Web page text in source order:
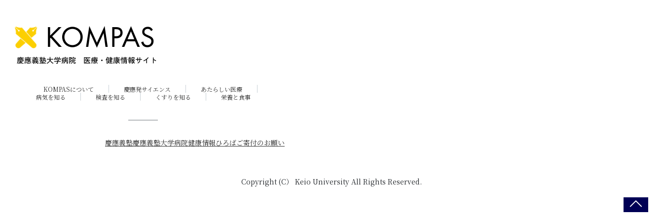
KOMPASについて 慶應発サイエンス
あたらしい医療
病気を知る
検査を知る くすりを知る 栄養と食事
慶應義塾慶應義塾大学病院健康情報ひろばご寄付のお願い
Copyright (C） Keio University All Rights Reserved.